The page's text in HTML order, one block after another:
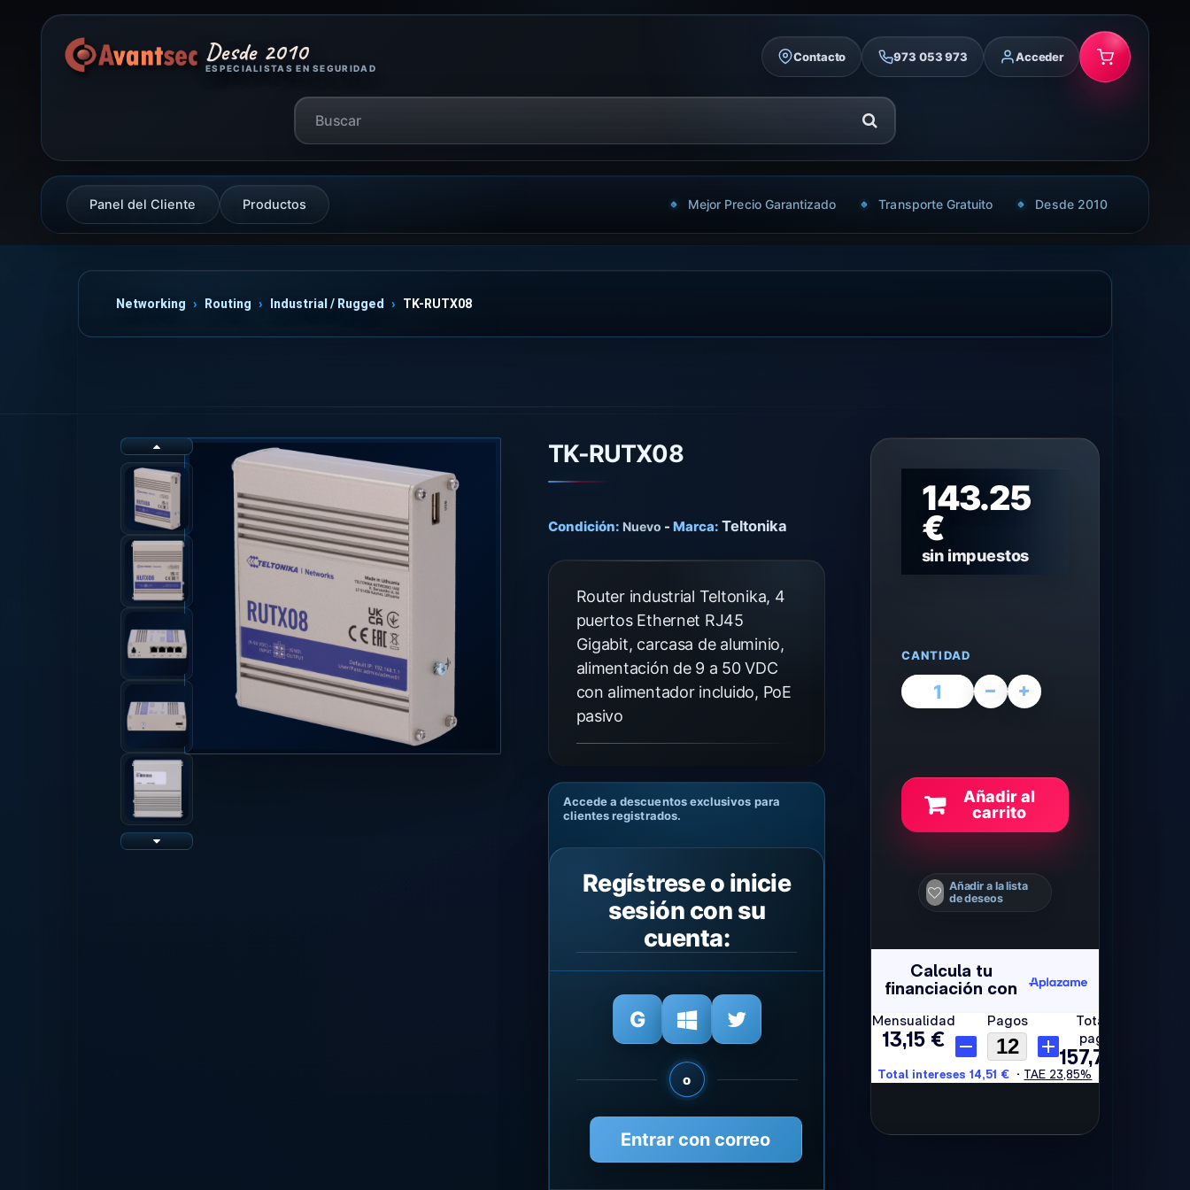
Desde 2010
ESPECIALISTAS EN SEGURIDAD
Contacto 973 053 973 Acceder
Panel del Cliente Productos Mejor Precio Garantizado Transporte Gratuito Desde 2010
Networking Routing Industrial / Rugged TK-RUTX08
TK-RUTX08
Condición: Nuevo - Marca: Teltonika
Router industrial Teltonika, 4
puertos Ethernet RJ45
Gigabit, carcasa de aluminio,
alimentación de 9 a 50 VDC
con alimentador incluido, PoE
pasivo
Accede a descuentos exclusivos para
clientes registrados.
Regístrese o inicie
sesión con su
cuenta:
o
Entrar con correo
143.25
€
sin impuestos
CANTIDAD
Añadir al
carrito
Añadir a la lista
de deseos